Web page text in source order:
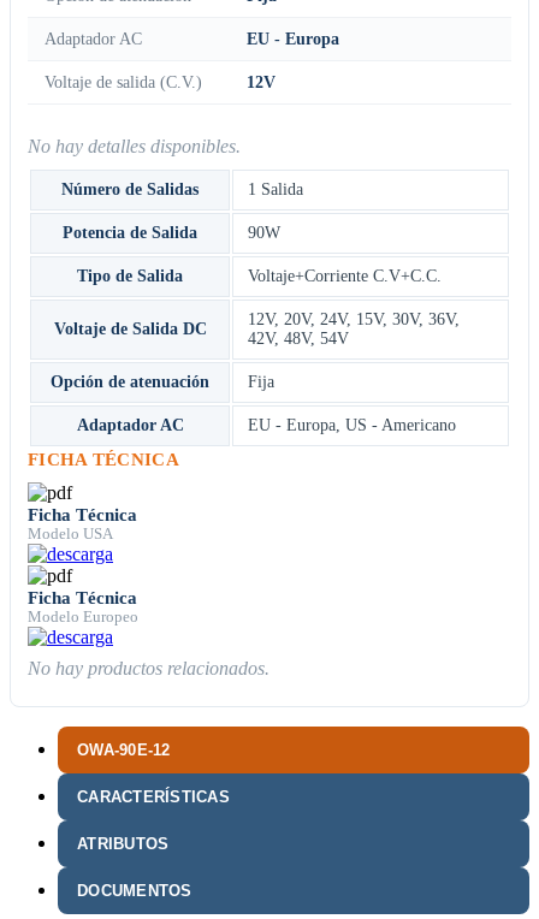
OWA-90E-12
CARACTERÍSTICAS
ATRIBUTOS
DOCUMENTOS
Adaptador AC EU - Europa
Voltaje de salida (C.V.) 12V
No hay detalles disponibles.
Número de Salidas 1 Salida
Potencia de Salida 90W
Tipo de Salida Voltaje+Corriente C.V+C.C.
Voltaje de Salida DC
12V, 20V, 24V, 15V, 30V, 36V,
42V, 48V, 54V
Opción de atenuación Fija
Adaptador AC EU - Europa, US - Americano
FICHA TÉCNICA
Ficha Técnica
Modelo USA
Ficha Técnica
Modelo Europeo
No hay productos relacionados.